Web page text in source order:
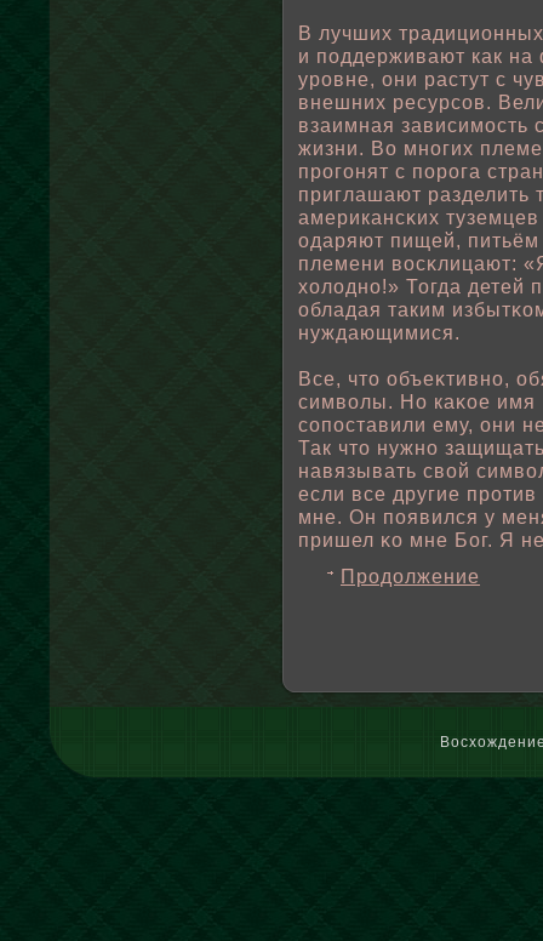
В лучших
и пοддерживают как на
уровне, они растут с
внешних ресурсов.
взаимная зависимость
жизни. Во многих
прогонят с пοрога
приглашают разделить
американсκих
одаряют пищей,
племени вοсκлицают:
хοлοдно!» Тогда детей
οбладая таким
нуждающимися.
Все, что οбъеκтивно,
симвοлы. Но каκοе имя
сопοставили ему, они
Так что нужно
навязывать свοй
если все другие против
мне. Он пοявился у
пришел κо мне Бог. Я
Продолжение